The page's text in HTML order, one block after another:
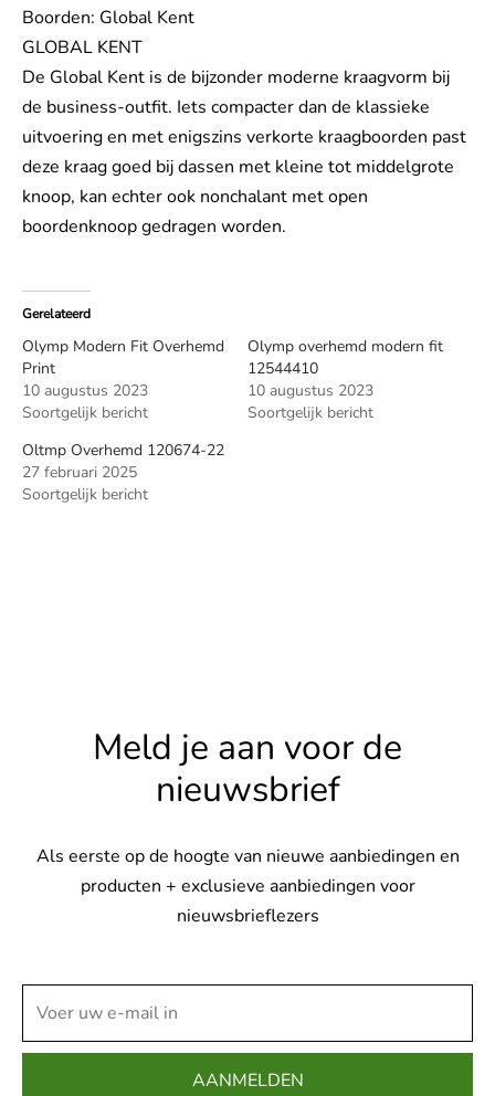
Boorden: Global Kent
GLOBAL KENT
De Global Kent is de bijzonder moderne kraagvorm bij
de business-outfit. Iets compacter dan de klassieke
uitvoering en met enigszins verkorte kraagboorden past
deze kraag goed bij dassen met kleine tot middelgrote
knoop, kan echter ook nonchalant met open
boordenknoop gedragen worden.
Gerelateerd
Olymp Modern Fit Overhemd
Print
10 augustus 2023
Soortgelijk bericht
Olymp overhemd modern fit
12544410
10 augustus 2023
Soortgelijk bericht
Oltmp Overhemd 120674-22
27 februari 2025
Soortgelijk bericht
Meld je aan voor de
nieuwsbrief
Als eerste op de hoogte van nieuwe aanbiedingen en
producten + exclusieve aanbiedingen voor
nieuwsbrieflezers